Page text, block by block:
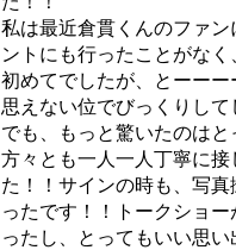
私は最近倉貫くんのファ
ントにも行ったことがな
初めてでしたが、とーー
思えない位でびっくりし
でも、もっと驚いたのは
方々とも一人一人丁寧に
た！！サインの時も、写
ったです！！トークショ
ったし、とってもいい思